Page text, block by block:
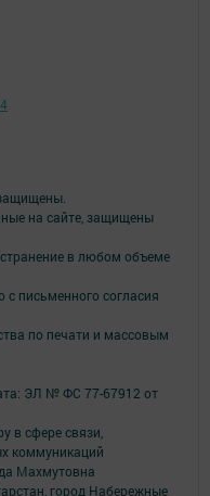
на сайте, защищены
в любом объеме
письменного согласия
по печати и массовым
ЭЛ № ФС 77-67912 от
в сфере связи,
коммуникаций
Махмутовна
город Набережные